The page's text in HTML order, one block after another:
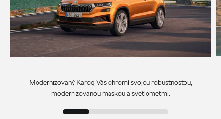
Modernizovaný Karoq Vás ohromí svojou robustnosťou,
modernizovanou maskou a svetlometmi.